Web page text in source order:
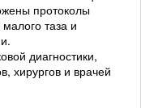
протоколы
таза и
диагностики,
хирургов и врачей